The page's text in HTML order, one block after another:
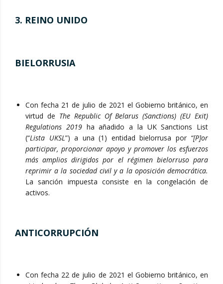
3. REINO UNIDO
BIELORRUSIA
Con fecha 21 de julio de 2021 el Gobierno británico, en
virtud de The Republic Of Belarus (Sanctions) (EU Exit)
Regulations 2019ha añadido a la UK Sanctions List
(“Lista UKSL”) a una (1) entidad bielorrusa por “[P]or
participar, proporcionar apoyo y promover los esfuerzos
más amplios dirigidos por el régimen bielorruso para
reprimir a la sociedad civil y a la oposición democrática.
La sanción impuesta consiste en la congelación de
activos.
ANTICORRUPCIÓN
Con fecha 22 de julio de 2021 el Gobierno británico, en